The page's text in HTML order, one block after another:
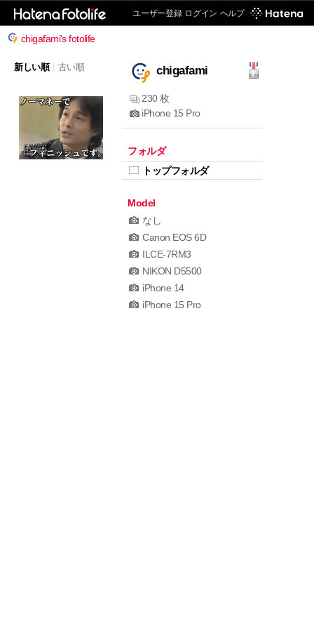
ユーザー登録 ログイン ヘルプ
chigafami's fotolife
新しい順 古い順 chigafami
230 枚
iPhone 15 Pro
フォルダ
トップフォルダ
Model
なし
Canon EOS 6D
ILCE-7RM3
NIKON D5500
iPhone 14
iPhone 15 Pro